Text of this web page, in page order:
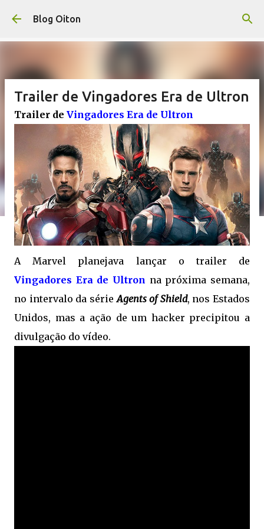
Pular para o conteúdo principal
Blog Oiton
Trailer de Vingadores Era de Ultron
Trailer de Vingadores Era de Ultron
A Marvel planejava lançar o trailer de
Vingadores Era de Ultron na próxima semana,
no intervalo da sérieAgents of Shield, nos Estados
Unidos, mas a ação de um hacker precipitou a
divulgação do vídeo.